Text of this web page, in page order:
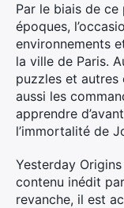
Par le biais de
époques,
environnements
la ville de Paris.
puzzles et autres
aussi les
apprendre
l’immortalité de
Yesterday
contenu inédit
revanche, il est